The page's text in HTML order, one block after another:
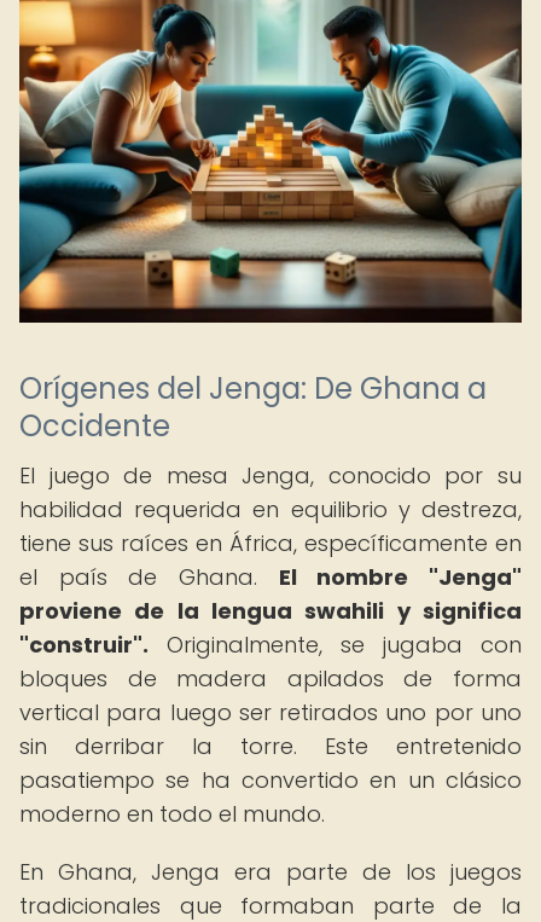
Orígenes del Jenga: De Ghana a
Occidente
El juego de mesa Jenga, conocido por su
habilidad requerida en equilibrio y destreza,
tiene sus raíces en África, específicamente en
el país de Ghana. El nombre "Jenga"
proviene de la lengua swahili y significa
"construir". Originalmente, se jugaba con
bloques de madera apilados de forma
vertical para luego ser retirados uno por uno
sin derribar la torre. Este entretenido
pasatiempo se ha convertido en un clásico
moderno en todo el mundo.
En Ghana, Jenga era parte de los juegos
tradicionales que formaban parte de la